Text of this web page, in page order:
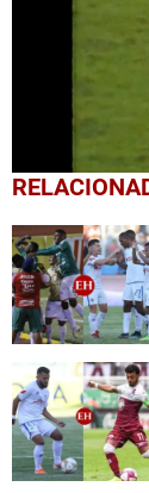
0
seconds
8
minutes,
7
seconds